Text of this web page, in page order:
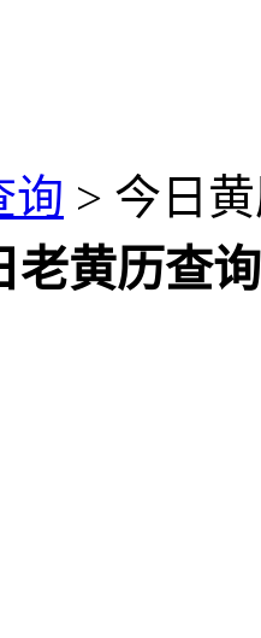
询 > 今日
老黄历查